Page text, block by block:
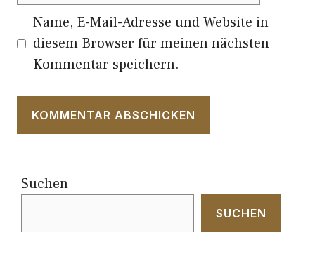
Name, E-Mail-Adresse und Website in
diesem Browser für meinen nächsten
Kommentar speichern.
Suchen
SUCHEN